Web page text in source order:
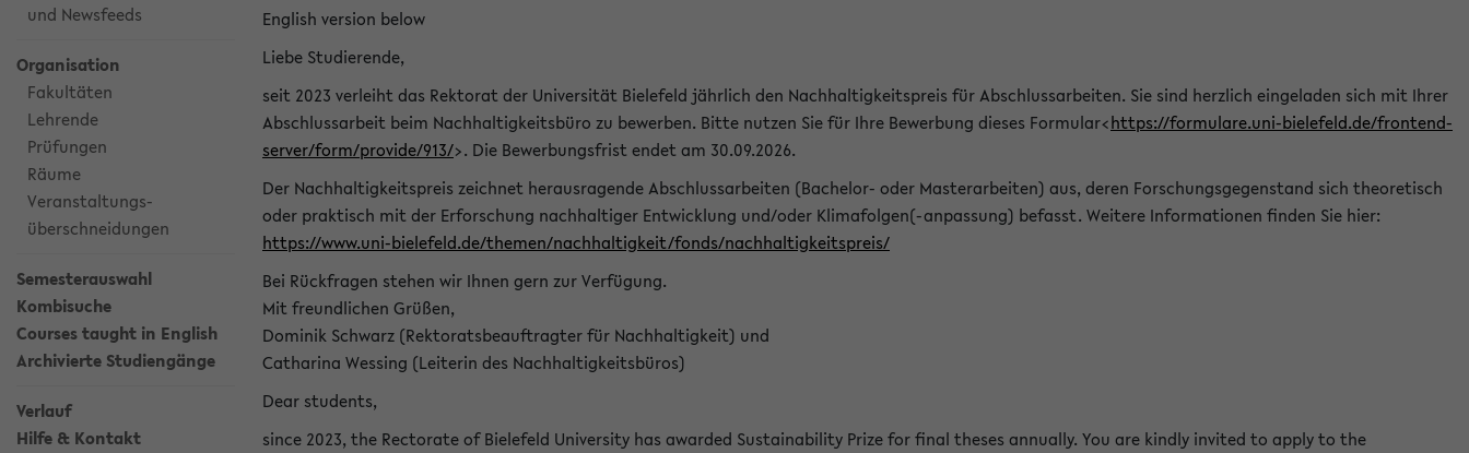
und Newsfeeds
Organisation
Fakultäten
Lehrende
Prüfungen
Räume
Veranstaltungs-
überschneidungen
Semesterauswahl
Kombisuche
Courses taught in English
Archivierte Studiengänge
Verlauf
Hilfe & Kontakt
English version below
Liebe Studierende,
seit 2023 verleiht das Rektorat der Universität Bielefeld jährlich den Nachhaltigkeitspreis für Abschlussarbeiten. Sie sind herzlich eingeladen sich mit Ihrer
Abschlussarbeit beim Nachhaltigkeitsbüro zu bewerben. Bitte nutzen Sie für Ihre Bewerbung dieses Formular<https://formulare.uni-bielefeld.de/frontend-
server/form/provide/913/>. Die Bewerbungsfrist endet am 30.09.2026.
Der Nachhaltigkeitspreis zeichnet herausragende Abschlussarbeiten (Bachelor- oder Masterarbeiten) aus, deren Forschungsgegenstand sich theoretisch
oder praktisch mit der Erforschung nachhaltiger Entwicklung und/oder Klimafolgen(-anpassung) befasst. Weitere Informationen finden Sie hier:
https://www.uni-bielefeld.de/themen/nachhaltigkeit/fonds/nachhaltigkeitspreis/
Bei Rückfragen stehen wir Ihnen gern zur Verfügung.
Mit freundlichen Grüßen,
Dominik Schwarz (Rektoratsbeauftragter für Nachhaltigkeit) und
Catharina Wessing (Leiterin des Nachhaltigkeitsbüros)
Dear students,
since 2023, the Rectorate of Bielefeld University has awarded Sustainability Prize for final theses annually. You are kindly invited to apply to the